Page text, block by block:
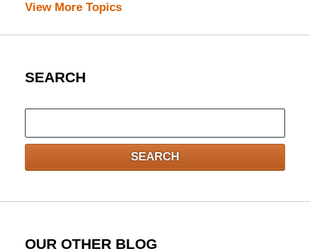
View More Topics
SEARCH
here
SEARCH
OUR OTHER BLOG